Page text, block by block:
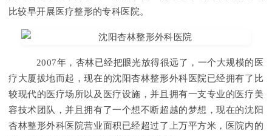
比较早开展医疗整形的专科医院。
​​​​​​​2007年，杏林已经把眼光放得很远了，一个大规模的医
疗大厦拔地而起，现在的沈阳杏林整形外科医院已经拥有了比
较现代的医疗场所以及医疗设施，并且拥有一支专业的医疗美
容技术团队，并且拥有了一个想不断超越的梦想，现在的沈阳
杏林整形外科医院营业面积已经超过了上万平方米，医院内的